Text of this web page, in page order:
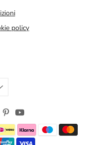
policy